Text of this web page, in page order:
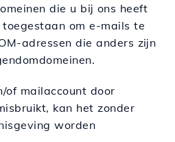
die u bij ons heeft
om e-mails te
adressen die anders zijn
of mailaccount door
kan het zonder
worden